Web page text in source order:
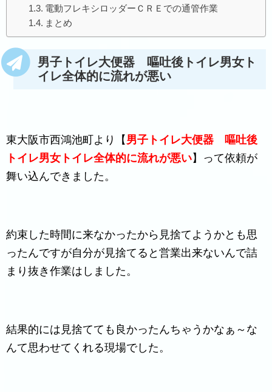
電動フレキシロッダーＣＲＥでの通管作業
まとめ
男子トイレ大便器 嘔吐後トイレ男女ト
イレ全体的に流れが悪い
東大阪市西鴻池町より【 男子トイレ大便器 嘔吐後
トイレ男女トイレ全体的に流れが悪い】って依頼が
舞い込んできました。
約束した時間に来なかったから見捨てようかとも思
ったんですが自分が見捨てると営業出来ないんで詰
まり抜き作業はしました。
結果的には見捨てても良かったんちゃうかなぁ～な
んて思わせてくれる現場でした。